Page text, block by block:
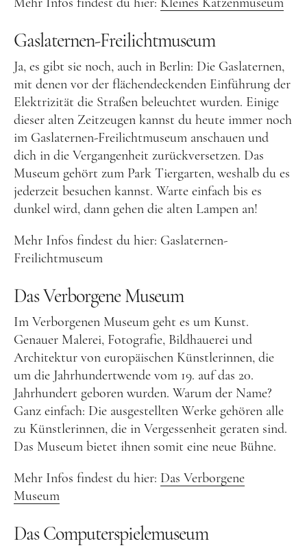
Gaslaternen-Freilichtmuseum
Ja, es gibt sie noch, auch in Berlin: Die Gaslaternen,
mit denen vor der flächendeckenden Einführung der
Elektrizität die Straßen beleuchtet wurden. Einige
dieser alten Zeitzeugen kannst du heute immer noch
im Gaslaternen-Freilichtmuseum anschauen und
dich in die Vergangenheit zurückversetzen. Das
Museum gehört zum Park Tiergarten, weshalb du es
jederzeit besuchen kannst. Warte einfach bis es
dunkel wird, dann gehen die alten Lampen an!
Mehr Infos findest du hier: Gaslaternen-
Freilichtmuseum
Das Verborgene Museum
Im Verborgenen Museum geht es um Kunst.
Genauer Malerei, Fotografie, Bildhauerei und
Architektur von europäischen Künstlerinnen, die
um die Jahrhundertwende vom 19. auf das 20.
Jahrhundert geboren wurden. Warum der Name?
Ganz einfach: Die ausgestellten Werke gehören alle
zu Künstlerinnen, die in Vergessenheit geraten sind.
Das Museum bietet ihnen somit eine neue Bühne.
Mehr Infos findest du hier: Das Verborgene
Museum
Das Computerspielemuseum